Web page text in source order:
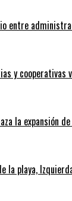
entre
y cooperativas
la expansión
la playa,